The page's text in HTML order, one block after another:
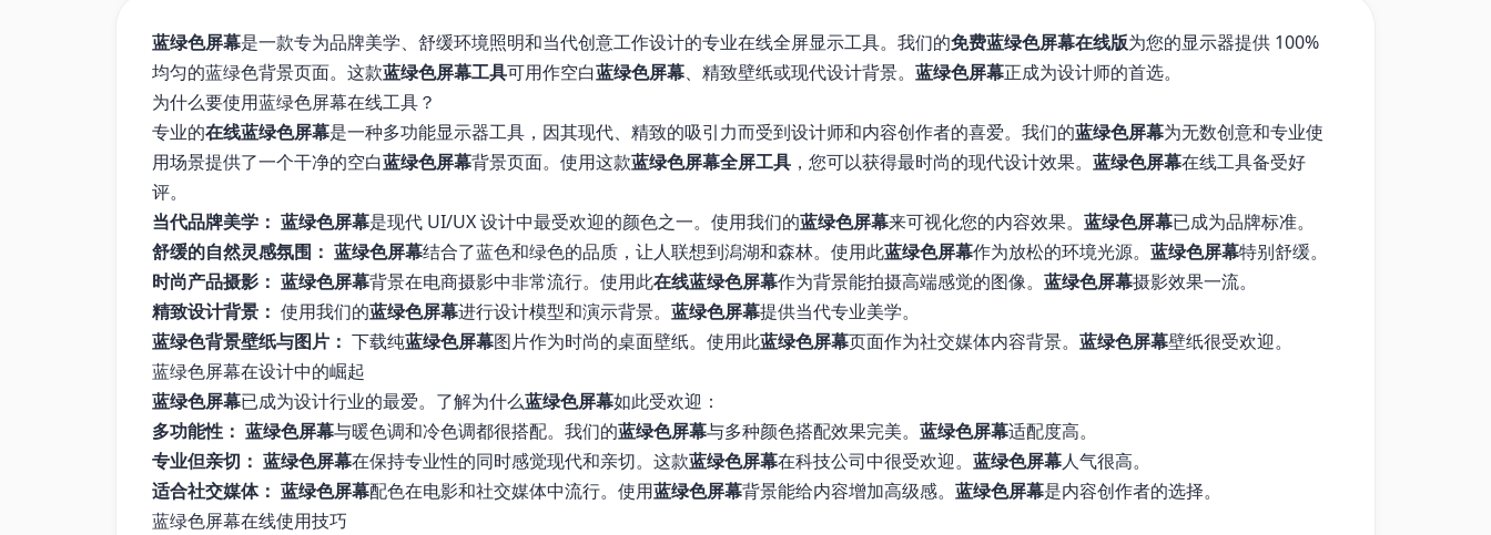
蓝绿色屏幕是一款专为品牌美学、舒缓环境照明和当代创意工作设计的专业在线全屏显示工具。我们的免费蓝绿色屏幕在线版为您的显示器提供 100%
均匀的蓝绿色背景页面。这款蓝绿色屏幕工具可用作空白蓝绿色屏幕、精致壁纸或现代设计背景。 蓝绿色屏幕正成为设计师的首选。
为什么要使用蓝绿色屏幕在线工具？
专业的在线蓝绿色屏幕是一种多功能显示器工具，因其现代、精致的吸引力而受到设计师和内容创作者的喜爱。我们的蓝绿色屏幕为无数创意和专业使
用场景提供了一个干净的空白蓝绿色屏幕背景页面。使用这款蓝绿色屏幕全屏工具 ，您可以获得最时尚的现代设计效果。 蓝绿色屏幕在线工具备受好
评。
当代品牌美学： 蓝绿色屏幕是现代 UI/UX 设计中最受欢迎的颜色之一。使用我们的蓝绿色屏幕来可视化您的内容效果。 蓝绿色屏幕已成为品牌标准。
舒缓的自然灵感氛围： 蓝绿色屏幕结合了蓝色和绿色的品质，让人联想到潟湖和森林。使用此蓝绿色屏幕作为放松的环境光源。 蓝绿色屏幕特别舒缓。
时尚产品摄影： 蓝绿色屏幕背景在电商摄影中非常流行。使用此在线蓝绿色屏幕作为背景能拍摄高端感觉的图像。 蓝绿色屏幕摄影效果一流。
精致设计背景： 使用我们的蓝绿色屏幕进行设计模型和演示背景。 蓝绿色屏幕提供当代专业美学。
蓝绿色背景壁纸与图片： 下载纯蓝绿色屏幕图片作为时尚的桌面壁纸。使用此蓝绿色屏幕页面作为社交媒体内容背景。 蓝绿色屏幕壁纸很受欢迎。
蓝绿色屏幕在设计中的崛起
蓝绿色屏幕已成为设计行业的最爱。了解为什么蓝绿色屏幕如此受欢迎：
多功能性： 蓝绿色屏幕与暖色调和冷色调都很搭配。我们的蓝绿色屏幕与多种颜色搭配效果完美。 蓝绿色屏幕适配度高。
专业但亲切： 蓝绿色屏幕在保持专业性的同时感觉现代和亲切。这款蓝绿色屏幕在科技公司中很受欢迎。 蓝绿色屏幕人气很高。
适合社交媒体： 蓝绿色屏幕配色在电影和社交媒体中流行。使用蓝绿色屏幕背景能给内容增加高级感。 蓝绿色屏幕是内容创作者的选择。
蓝绿色屏幕在线使用技巧